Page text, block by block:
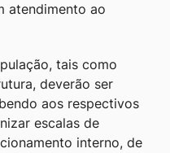
atendimento ao
tais como
deverão ser
aos respectivos
escalas de
interno, de